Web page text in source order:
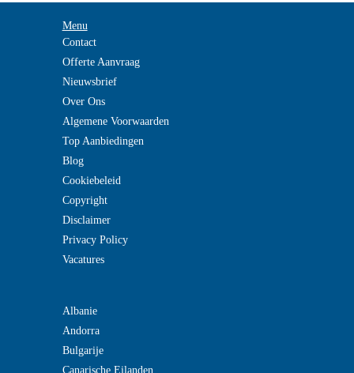
Menu
Contact
Offerte Aanvraag
Nieuwsbrief
Over Ons
Algemene Voorwaarden
Top Aanbiedingen
Blog
Cookiebeleid
Copyright
Disclaimer
Privacy Policy
Vacatures
Albanie
Andorra
Bulgarije
Canarische Eilanden